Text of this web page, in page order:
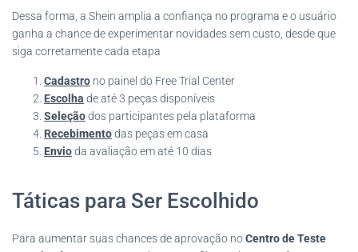
Dessa forma, a Shein amplia a confiança no programa e o usuário
ganha a chance de experimentar novidades sem custo, desde que
siga corretamente cada etapa
Cadastro no painel do Free Trial Center
Escolha de até 3 peças disponíveis
Seleçãodos participantes pela plataforma
Recebimentodas peças em casa
Envioda avaliação em até 10 dias
Táticas para Ser Escolhido
Para aumentar suas chances de aprovação noCentro de Teste